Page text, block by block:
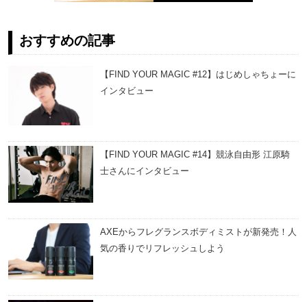
おすすめの記事
【FIND YOUR MAGIC #12】はじめしゃちょーに
インタビュー
【FIND YOUR MAGIC #14】競泳自由形 江原騎
士さんにインタビュー
AXEからフレグランスボディミストが新発売！人
気の香りでリフレッシュしよう